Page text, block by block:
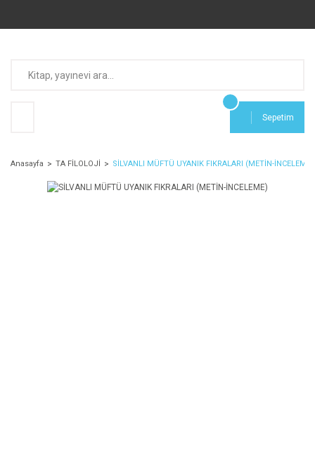
Sepetim
Anasayfa TA FİLOLOJİ SİLVANLI MÜFTÜ UYANIK FIKRALARI (METİN-İNCELEME)